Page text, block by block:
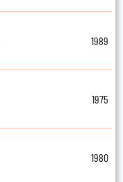
1989
1975
1980